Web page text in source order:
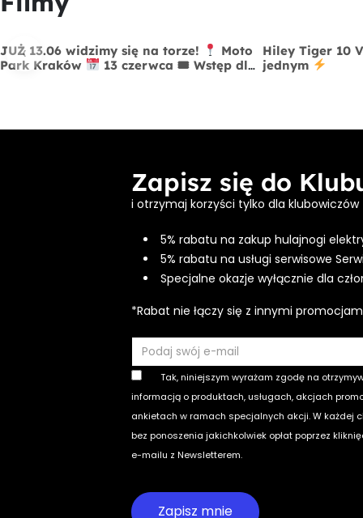
‹
JUŻ 13.06 widzimy się na torze!
Moto
Park Kraków
13 czerwca 🎟 Wstęp dla
Hiley Tiger 10
jednym
Zapisz się do
i otrzymaj korzyści tylko dla klubowiczów
5% rabatu na zakup hulajnogi
5% rabatu na usługi serwisowe
Specjalne okazje wyłącznie dla
*Rabat nie łączy się z innymi
Tak, niniejszym wyrażam zgodę na
informacją o produktach, usługach, akcjach
ankietach w ramach specjalnych akcji. W każdej
bez ponoszenia jakichkolwiek opłat poprzez
e-mailu z Newsletterem.